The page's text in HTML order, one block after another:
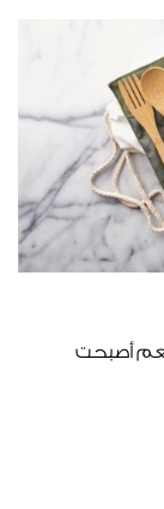
أصبحت